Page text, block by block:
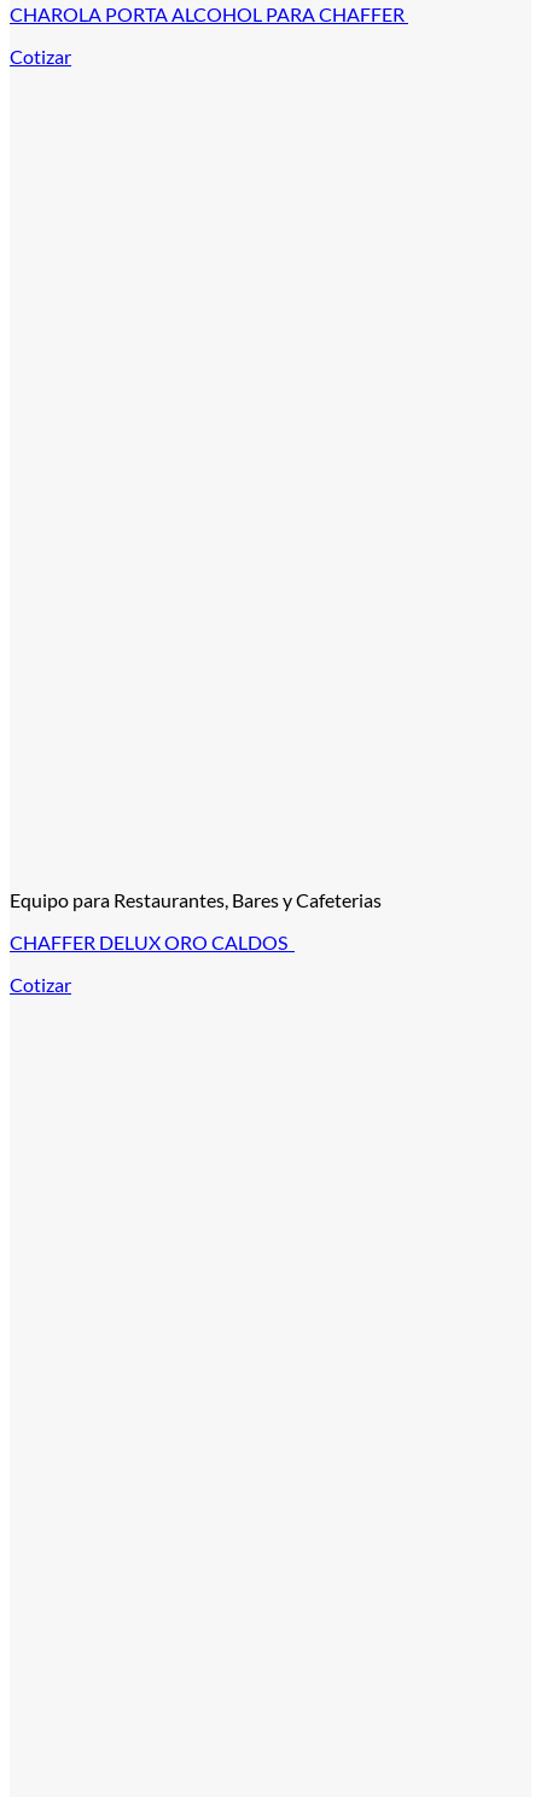
CHAROLA PORTA ALCOHOL PARA CHAFFER
Cotizar
Equipo para Restaurantes, Bares y Cafeterias
CHAFFER DELUX ORO CALDOS
Cotizar